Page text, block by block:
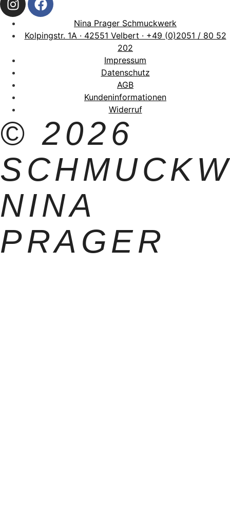
Nina Prager Schmuckwerk
Kolpingstr. 1A · 42551 Velbert · +49 (0)2051 / 80 52
202
Impressum
Datenschutz
AGB
Kundeninformationen
Widerruf
© 2026
NINA
PRAGER